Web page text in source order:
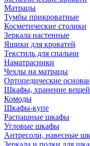
Матрацы
Тумбы прикроватные
Косметические столики
Зеркала настенные
Ящики для кроватей
Текстиль для спальни
Наматрасники
Чехлы на матрацы
Ортопедические
Шкафы, хранение вещей
Комоды
Шкафы-купе
Распашные шкафы
Угловые шкафы
Антресоли, навесные
Зеркала и полки для